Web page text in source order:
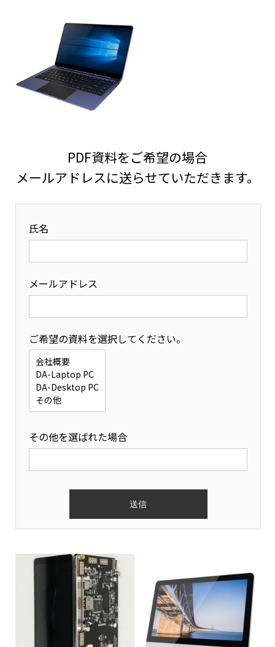
PDF資料をご希望の場合
メールアドレスに送らせていただきます。
氏名
メールアドレス
ご希望の資料を選択してください。
その他を選ばれた場合